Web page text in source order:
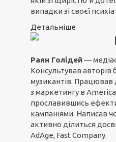
випадки зі своєї
Детальніше
Раян Голідей—
Консультував авторів
музикантів.
з маркетингу в
прославившись
кампаніями. Написав
активно ділиться
AdAge, Fast Company.